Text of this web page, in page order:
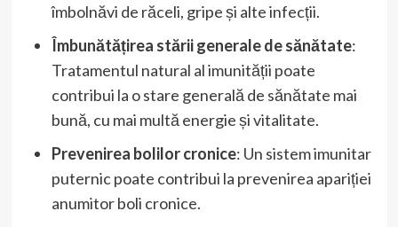
îmbolnăvi de răceli, gripe și alte infecții.
Îmbunătățirea stării generale de sănătate:
Tratamentul natural al imunității poate
contribui la o stare generală de sănătate mai
bună, cu mai multă energie și vitalitate.
Prevenirea bolilor cronice: Un sistem imunitar
puternic poate contribui la prevenirea apariției
anumitor boli cronice.